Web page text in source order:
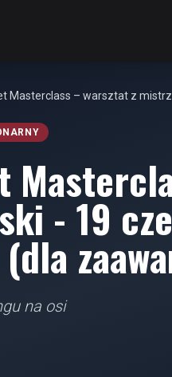
Masterclass – warsztat z
- 19
na osi